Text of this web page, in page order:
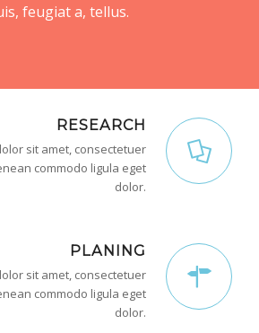
feugiat a, tellus.
RESEARCH
sit amet, consectetuer
commodo ligula eget
dolor.
PLANING
sit amet, consectetuer
commodo ligula eget
dolor.